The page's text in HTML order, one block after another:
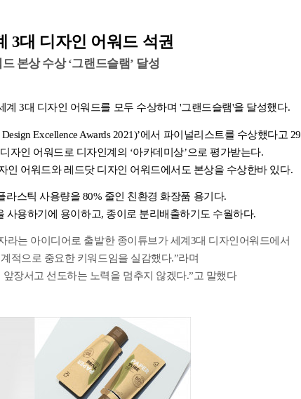
3대 디자인 어워드 석권
본상 수상‘그랜드슬램’ 달성
계 3대 디자인 어워드를 모두 수상하며 '그랜드슬램'을 달성했다.
Excellence Awards 2021)’에서 파이널리스트를 수상했다고 29
자인 어워드로 디자인계의 ‘아카데미상’으로 평가받는다.
인 어워드와 레드닷 디자인 어워드에서도 본상을 수상한바 있다.
라스틱 사용량을 80% 줄인 친환경 화장품 용기다.
사용하기에 용이하고, 종이로 분리배출하기도 수월하다.
라는 아이디어로 출발한 종이튜브가 세계 3대 디자인어워드에서
적으로 중요한 키워드임을 실감했다.”라며
장서고 선도하는 노력을 멈추지 않겠다.”고 말했다